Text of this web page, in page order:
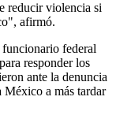
reducir violencia si
afirmó.
federal
responder los
ante la denuncia
México a más tardar